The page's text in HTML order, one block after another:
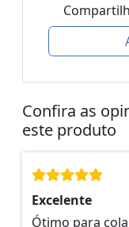
Confira as
este produto
Excelente
Ótimo para